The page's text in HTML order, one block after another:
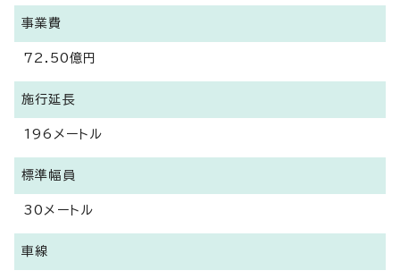
事業費
72.50億円
施行延長
196メートル
標準幅員
30メートル
車線